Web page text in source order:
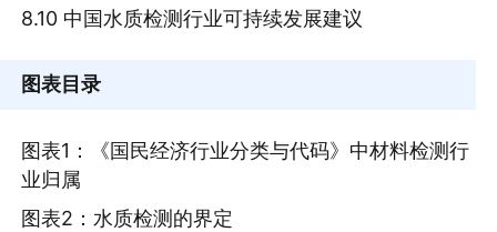
8.10 中国水质检测行业可持续发展建议
图表目录
图表1：《国民经济行业分类与代码》中材料检测行
业归属
图表2：水质检测的界定